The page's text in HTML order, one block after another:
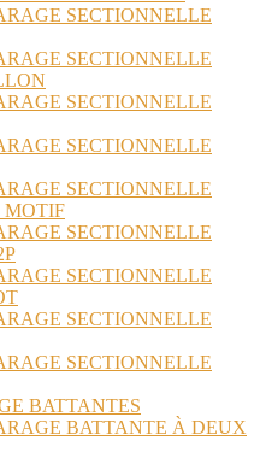
SECTIONNELLE
SECTIONNELLE
SECTIONNELLE
SECTIONNELLE
SECTIONNELLE
MOTIF
SECTIONNELLE
SECTIONNELLE
SECTIONNELLE
SECTIONNELLE
BATTANTES
BATTANTE À DEUX